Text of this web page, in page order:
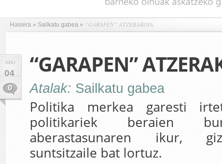
Hasiera » Sailkatu gabea » “GARAPEN” ATZERAKOIA.
ABU
04
0
“GARAPEN”
Atalak: Sailkatu gabea
Politika merkea garesti
politikariek beraien
aberastasunaren ikur,
suntsitzaile bat lortuz.